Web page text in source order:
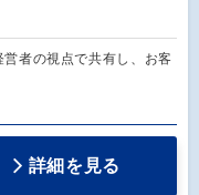
者の視点で共有し、お客
詳細を見る